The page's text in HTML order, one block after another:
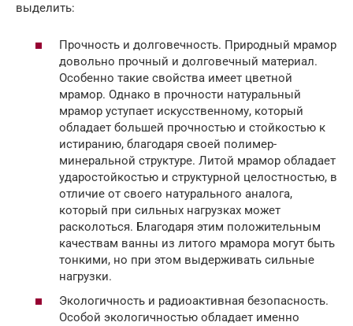
выделить:
Прочность и долговечность. Природный мрамор
довольно прочный и долговечный материал.
Особенно такие свойства имеет цветной
мрамор. Однако в прочности натуральный
мрамор уступает искусственному, который
обладает большей прочностью и стойкостью к
истиранию, благодаря своей полимер-
минеральной структуре. Литой мрамор обладает
ударостойкостью и структурной целостностью, в
отличие от своего натурального аналога,
который при сильных нагрузках может
расколоться. Благодаря этим положительным
качествам ванны из литого мрамора могут быть
тонкими, но при этом выдерживать сильные
нагрузки.
Экологичность и радиоактивная безопасность.
Особой экологичностью обладает именно